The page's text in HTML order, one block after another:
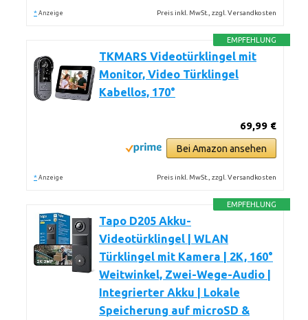
* Anzeige Preis inkl. MwSt., zzgl. Versandkosten
EMPFEHLUNG
TKMARS Videotürklingel mit
Monitor, Video Türklingel
Kabellos, 170°
69,99 €
Bei Amazon ansehen
* Anzeige Preis inkl. MwSt., zzgl. Versandkosten
EMPFEHLUNG
Tapo D205 Akku-
Videotürklingel | WLAN
Türklingel mit Kamera | 2K, 160°
Weitwinkel, Zwei-Wege-Audio |
Integrierter Akku | Lokale
Speicherung auf microSD &